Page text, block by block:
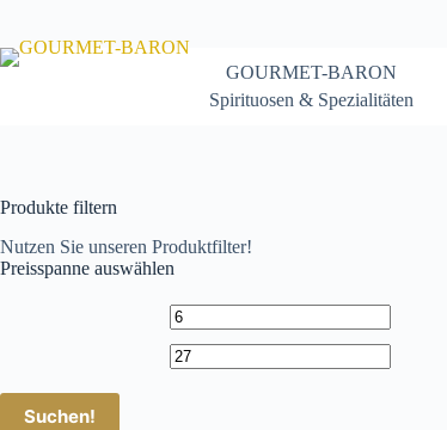
springen
GOURMET-BARON
Spirituosen & Spezialitäten
Produkte filtern
Nutzen Sie unseren Produktfilter!
Preisspanne auswählen
Suchen!